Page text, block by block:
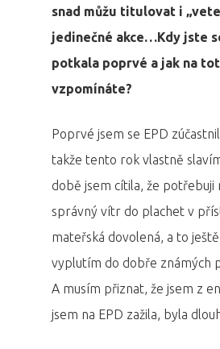
snad můžu titulovat i
jedinečné akce…Kdy jste
potkala poprvé a jak na
vzpomínáte?
Poprvé jsem se EPD
takže tento rok vlastně
době jsem cítila, že potřebuji
správný vítr do plachet v
mateřská dovolená, a to
vyplutím do dobře známých
A musím přiznat, že jsem z
jsem na EPD zažila, byla